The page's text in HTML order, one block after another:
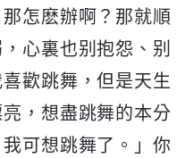
怎麽辦啊？那就順
心裏也别抱怨、别
歡跳舞，但是天生
，想盡跳舞的本分
可想跳舞了。」你